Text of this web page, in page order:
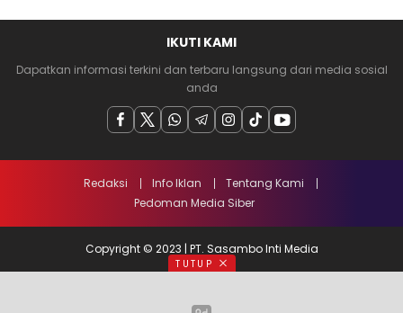
Pasien Rujukan Bima-
Dompu
IKUTI KAMI
Dapatkan informasi terkini dan terbaru langsung dari media sosial
anda
Redaksi Info Iklan
Tentang Kami
Pedoman Media Siber
Copyright © 2023 | PT. Sasambo Inti Media
TUTUP